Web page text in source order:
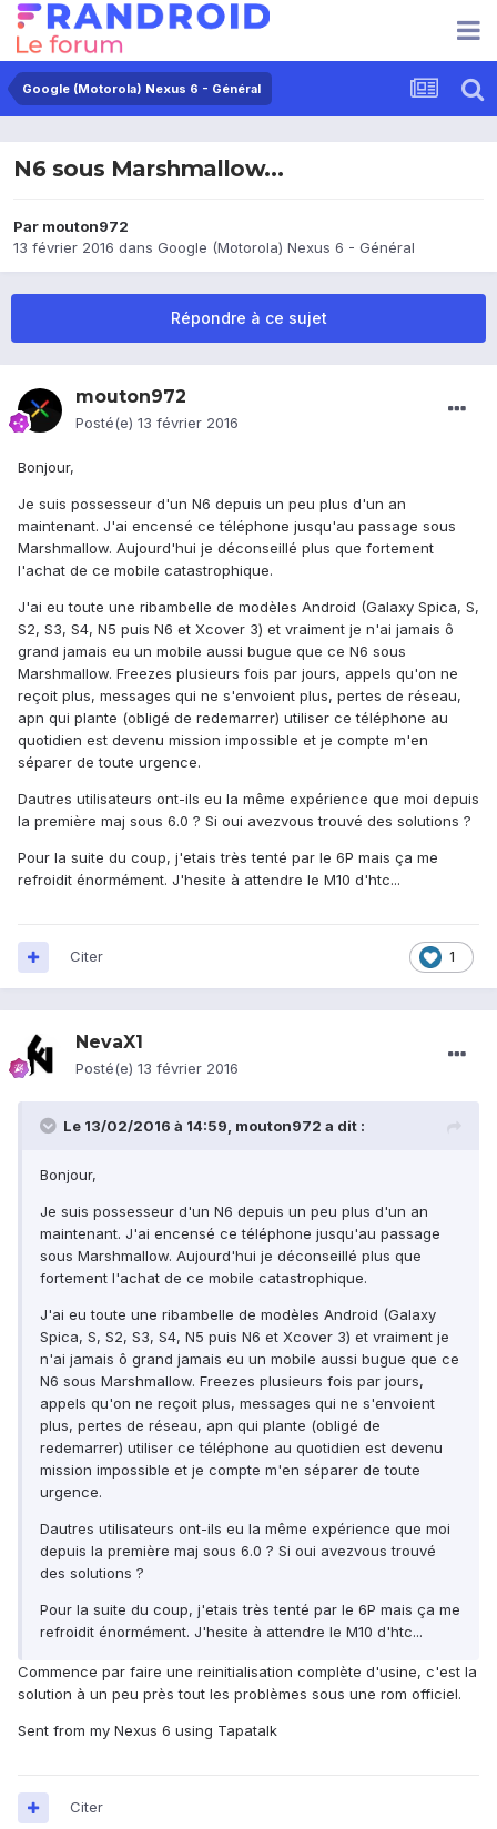
Google (Motorola) Nexus 6 - Général
N6 sous Marshmallow...
Par mouton972
13 février 2016 dans Google (Motorola) Nexus 6 - Général
Répondre à ce sujet
mouton972
Posté(e) 13 février 2016
Bonjour,
Je suis possesseur d'un N6 depuis un peu plus d'un an
maintenant. J'ai encensé ce téléphone jusqu'au passage sous
Marshmallow. Aujourd'hui je déconseillé plus que fortement
l'achat de ce mobile catastrophique.
J'ai eu toute une ribambelle de modèles Android (Galaxy Spica, S,
S2, S3, S4, N5 puis N6 et Xcover 3) et vraiment je n'ai jamais ô
grand jamais eu un mobile aussi bugue que ce N6 sous
Marshmallow. Freezes plusieurs fois par jours, appels qu'on ne
reçoit plus, messages qui ne s'envoient plus, pertes de réseau,
apn qui plante (obligé de redemarrer) utiliser ce téléphone au
quotidien est devenu mission impossible et je compte m'en
séparer de toute urgence.
Dautres utilisateurs ont-ils eu la même expérience que moi depuis
la première maj sous 6.0 ? Si oui avezvous trouvé des solutions ?
Pour la suite du coup, j'etais très tenté par le 6P mais ça me
refroidit énormément. J'hesite à attendre le M10 d'htc...
1
Citer
NevaX1
Posté(e) 13 février 2016
Le 13/02/2016 à 14:59, mouton972 a dit :
Bonjour,
Je suis possesseur d'un N6 depuis un peu plus d'un an
maintenant. J'ai encensé ce téléphone jusqu'au passage
sous Marshmallow. Aujourd'hui je déconseillé plus que
fortement l'achat de ce mobile catastrophique.
J'ai eu toute une ribambelle de modèles Android (Galaxy
Spica, S, S2, S3, S4, N5 puis N6 et Xcover 3) et vraiment je
n'ai jamais ô grand jamais eu un mobile aussi bugue que ce
N6 sous Marshmallow. Freezes plusieurs fois par jours,
appels qu'on ne reçoit plus, messages qui ne s'envoient
plus, pertes de réseau, apn qui plante (obligé de
redemarrer) utiliser ce téléphone au quotidien est devenu
mission impossible et je compte m'en séparer de toute
urgence.
Dautres utilisateurs ont-ils eu la même expérience que moi
depuis la première maj sous 6.0 ? Si oui avezvous trouvé
des solutions ?
Pour la suite du coup, j'etais très tenté par le 6P mais ça me
refroidit énormément. J'hesite à attendre le M10 d'htc...
Commence par faire une reinitialisation complète d'usine, c'est la
solution à un peu près tout les problèmes sous une rom officiel.
Sent from my Nexus 6 using Tapatalk
Citer